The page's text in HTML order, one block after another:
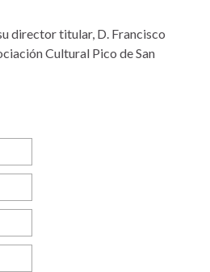
director titular, D. Francisco
Cultural Pico de San